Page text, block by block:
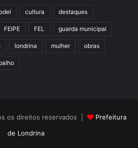
cultura destaques
FEIPE FEL guarda municipal
londrina mulher obras
os direitos reservados |
Prefeitura
de Londrina